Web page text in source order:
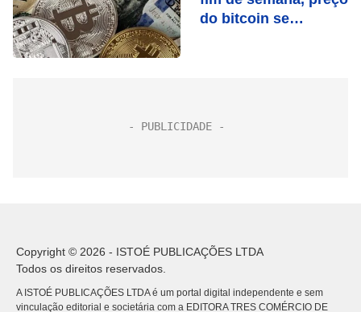
do bitcoin se
Copyright © 2026 - ISTOÉ PUBLICAÇÕES LTDA
Todos os direitos reservados.
A ISTOÉ PUBLICAÇÕES LTDA é um portal digital independente e sem
vinculação editorial e societária com a EDITORA TRES COMÉRCIO DE